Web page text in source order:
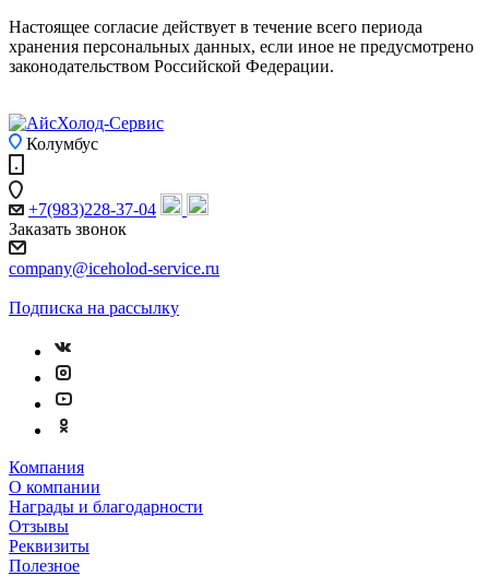
Настоящее согласие действует в течение всего периода
хранения персональных данных, если иное не предусмотрено
законодательством Российской Федерации.
Колумбус
+7(983)228-37-04
Заказать звонок
company@iceholod-service.ru
Подписка на рассылку
Компания
О компании
Награды и благодарности
Отзывы
Реквизиты
Полезное